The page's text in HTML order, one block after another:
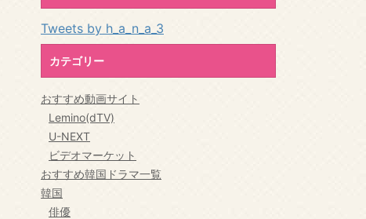
Tweets by h_a_n_a_3
カテゴリー
おすすめ動画サイト
Lemino(dTV)
U-NEXT
ビデオマーケット
おすすめ韓国ドラマ一覧
韓国
俳優